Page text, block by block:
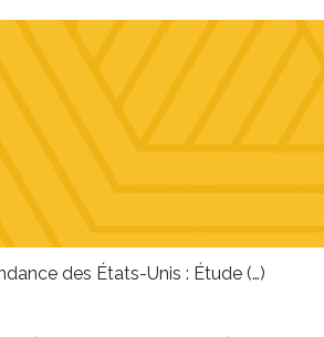
des États-Unis : Étude (…)